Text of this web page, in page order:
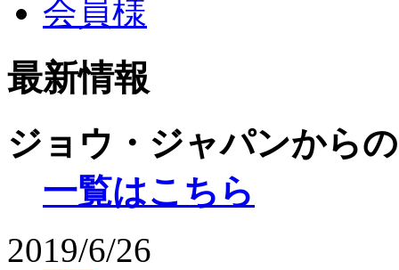
最新情報
ジョウ・ジャパンから
一覧はこちら
2019/6/26